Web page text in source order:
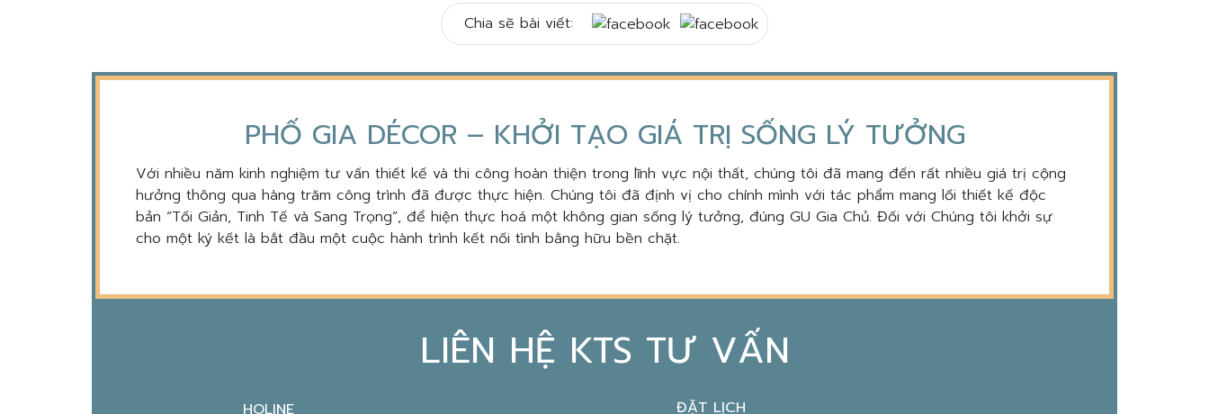
Chia sẽ bài viết:
PHỐ GIA DÉCOR – KHỞI TẠO GIÁ TRỊ SỐNG LÝ TƯỞNG
Với nhiều năm kinh nghiệm tư vấn thiết kế và thi công hoàn thiện trong lĩnh vực nội thất, chúng tôi đã mang đến rất nhiều giá trị cộng
hưởng thông qua hàng trăm công trình đã được thực hiện. Chúng tôi đã định vị cho chính mình với tác phẩm mang lối thiết kế độc
bản “Tối Giản, Tinh Tế và Sang Trọng”, để hiện thực hoá một không gian sống lý tưởng, đúng GU Gia Chủ. Đối với Chúng tôi khởi sự
cho một ký kết là bắt đầu một cuộc hành trình kết nối tình bằng hữu bền chặt.
LIÊN HỆ KTS TƯ VẤN
ĐẶT LỊCH